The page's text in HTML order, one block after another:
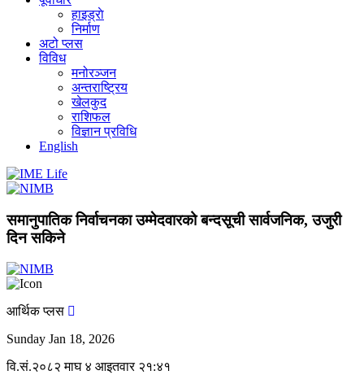
हाइड्राे
निर्माण
अटो प्लस
विविध
मनोरञ्जन
अन्तराष्ट्रिय
खेलकुद
राशिफल
विज्ञान प्रविधि
English
समानुपातिक निर्वाचनका उम्मेदवारको बन्दसूची सार्वजनिक, उजुरी
दिन सकिने
आर्थिक प्लस
Sunday Jan 18, 2026
वि.सं.२०८२ माघ ४ आइतवार २१:४१